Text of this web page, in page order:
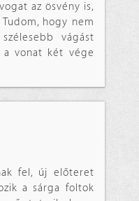
az ösvény is,
hogy nem
vágást
a vonat két vége
fel, új előteret
a sárga foltok